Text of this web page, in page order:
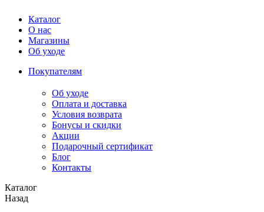
Каталог
О нас
Магазины
Об уходе
Покупателям
Об уходе
Оплата и доставка
Условия возврата
Бонусы и скидки
Акции
Подарочный сертификат
Блог
Контакты
Каталог
Назад